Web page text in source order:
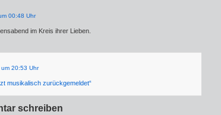
00:48 Uhr
im Kreis ihrer Lieben.
20:53 Uhr
musikalisch zurückgemeldet“
schreiben